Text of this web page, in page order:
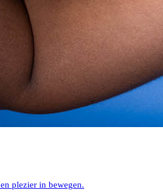
plezier in bewegen.